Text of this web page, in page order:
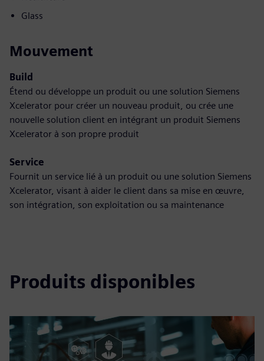
Glass
Mouvement
Build
Étend ou développe un produit ou une solution Siemens
Xcelerator pour créer un nouveau produit, ou crée une
nouvelle solution client en intégrant un produit Siemens
Xcelerator à son propre produit
Service
Fournit un service lié à un produit ou une solution Siemens
Xcelerator, visant à aider le client dans sa mise en œuvre,
son intégration, son exploitation ou sa maintenance
Produits disponibles